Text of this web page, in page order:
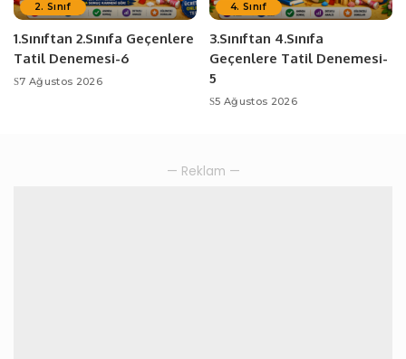
2. Sınıf
1.Sınıftan 2.Sınıfa Geçenlere
Tatil Denemesi-6
7 Ağustos 2026
4. Sınıf
3.Sınıftan 4.Sınıfa
Geçenlere Tatil Denemesi-
5
5 Ağustos 2026
— Reklam —